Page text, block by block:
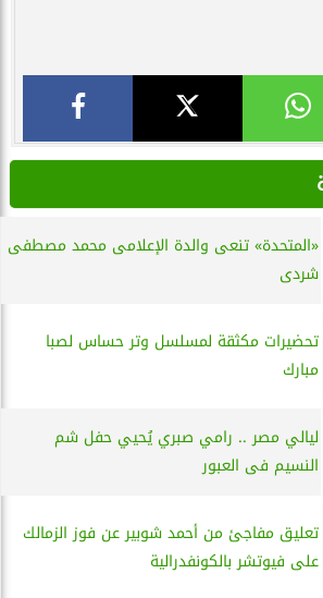
«المتحدة» تنعى والدة الإعلامى محمد مصطفى
شردى
تحضيرات مكثقة لمسلسل وتر حساس لصبا
مبارك
ليالي مصر .. رامي صبري يُحيي حفل شم
النسيم فى العبور
تعليق مفاجئ من أحمد شوبير عن فوز الزمالك
على فيوتشر بالكونفدرالية